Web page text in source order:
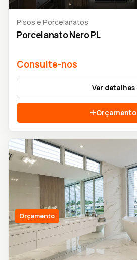
Pisos e Porcelanatos
Porcelanato Nero PL
Consulte-nos
Ver detalhes
Orçamento
Orçamento